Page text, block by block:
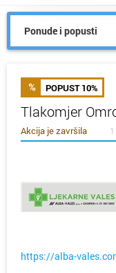
Ponude i popusti
POPUST 10%
Tlakomjer
Akcija je završila
https://alba-